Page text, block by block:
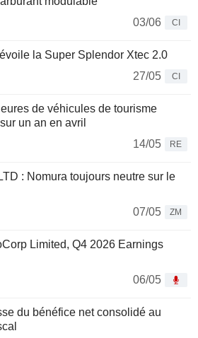
03/06
CI
la Super Splendor Xtec 2.0
27/05
CI
de véhicules de tourisme
un an en avril
14/05
RE
: Nomura toujours neutre sur le
07/05
ZM
Limited, Q4 2026 Earnings
06/05
du bénéfice net consolidé au